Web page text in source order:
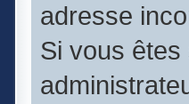
adresse
Si vous êtes